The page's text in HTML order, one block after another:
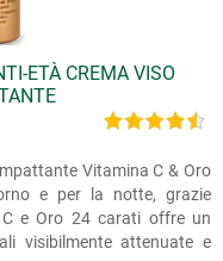
ETÀ CREMA VISO
Vitamina C & Oro
e per la notte, grazie
e Oro 24 carati offre un
visibilmente attenuate e